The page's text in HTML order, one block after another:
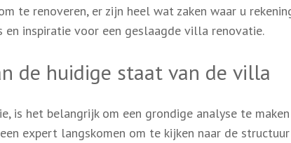
renoveren, er zijn heel wat zaken waar u
inspiratie voor een geslaagde villa renovatie.
de huidige staat van de villa
is het belangrijk om een grondige analyse te
expert langskomen om te kijken naar de